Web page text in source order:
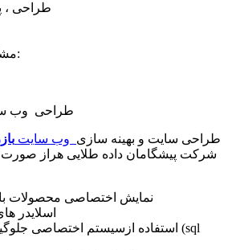
طراحی ،
مشاهده وب سایت پروژه:
طراحی وب
طراحی سایت و بهینه سازی وب سایت
شرکت پیشگامان داده طلایی هراز
:: نمایش اختصاصی محصولات